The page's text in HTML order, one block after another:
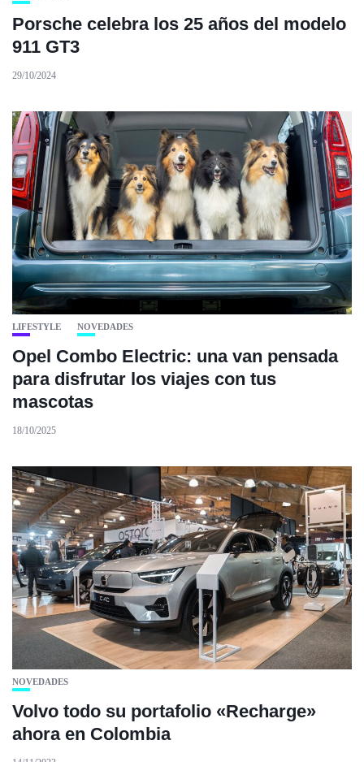
Porsche celebra los 25 años del modelo
911 GT3
29/10/2024
LIFESTYLE NOVEDADES
Opel Combo Electric: una van pensada
para disfrutar los viajes con tus
mascotas
18/10/2025
NOVEDADES
Volvo todo su portafolio «Recharge»
ahora en Colombia